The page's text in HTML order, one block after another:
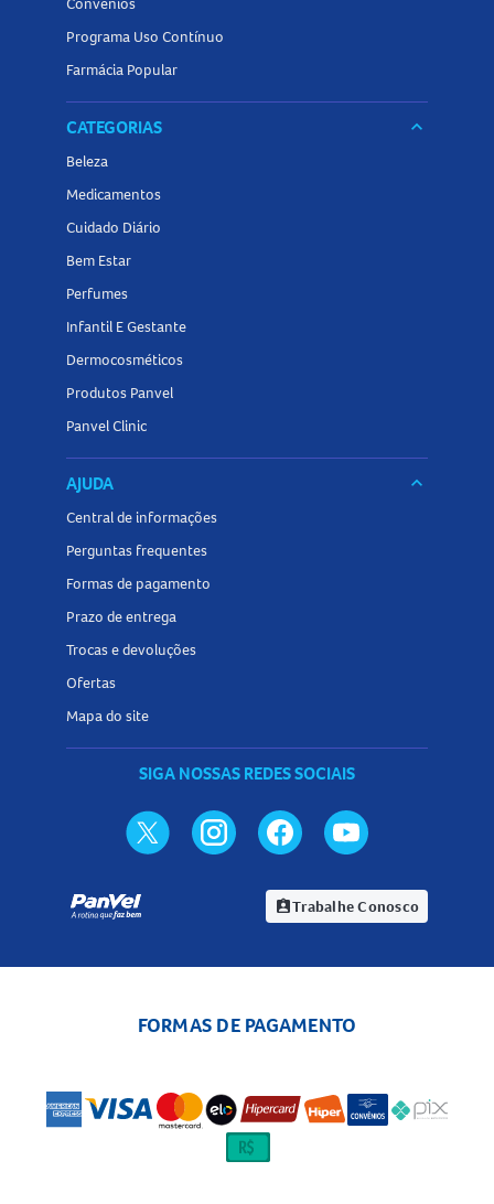
Programa Uso Contínuo
Farmácia Popular
CATEGORIAS keyboard_arrow_down
Beleza
Medicamentos
Cuidado Diário
Bem Estar
Perfumes
Infantil E Gestante
Dermocosméticos
Produtos Panvel
Panvel Clinic
AJUDA keyboard_arrow_down
Central de informações
Perguntas frequentes
Formas de pagamento
Prazo de entrega
Trocas e devoluções
Ofertas
Mapa do site
SIGA NOSSAS REDES SOCIAIS
assignment_indTrabalhe Conosco
FORMAS DE PAGAMENTO